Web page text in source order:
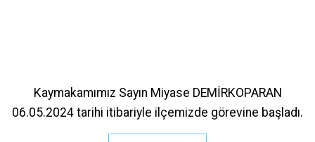
Kaymakamımız Sayın Miyase DEMİRKOPARAN
06.05.2024 tarihi itibariyle ilçemizde görevine başladı.